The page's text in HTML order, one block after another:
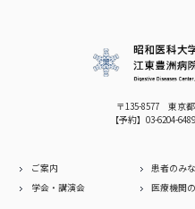
〒135-8577 東京
【予約】 03-6204-6489
ご案内 患者のみ
学会・講演会
医療機関